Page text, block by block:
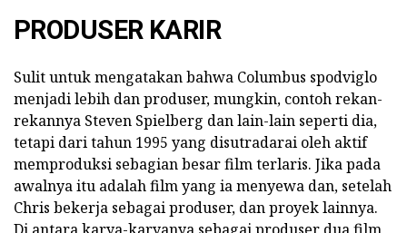
PRODUSER KARIR
Sulit untuk mengatakan bahwa Columbus spodviglo
menjadi lebih dan produser, mungkin, contoh rekan-
rekannya Steven Spielberg dan lain-lain seperti dia,
tetapi dari tahun 1995 yang disutradarai oleh aktif
memproduksi sebagian besar film terlaris. Jika pada
awalnya itu adalah film yang ia menyewa dan, setelah
Chris bekerja sebagai produser, dan proyek lainnya.